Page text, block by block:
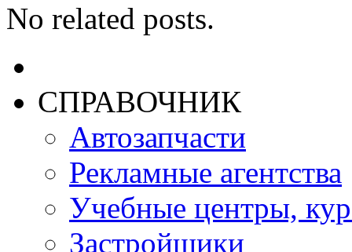
No related posts.
СПРАВОЧНИК
Автозапчасти
Рекламные агентства
Учебные центры,
Застройщики